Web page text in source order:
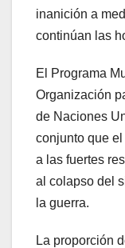
inanición a
continúan las
El Programa
Organización
de Naciones
conjunto que
a las fuertes
al colapso del
la guerra.
La proporción